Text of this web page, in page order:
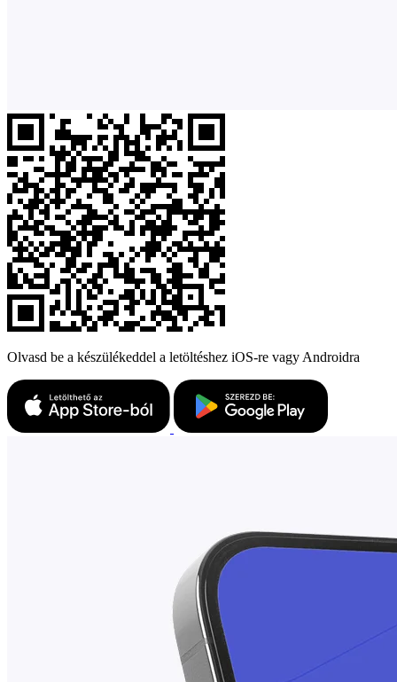
Olvasd be a készülékeddel a letöltéshez iOS-re vagy Androidra